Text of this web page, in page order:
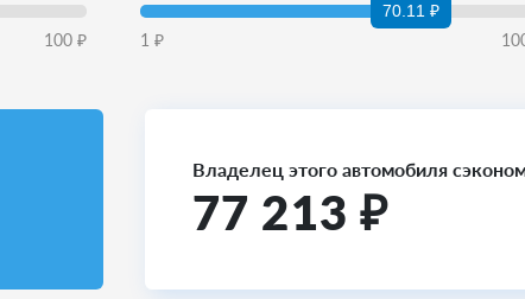
100 ₽
70.11 ₽
1 ₽
Владелец этого автомобиля
77 213 ₽